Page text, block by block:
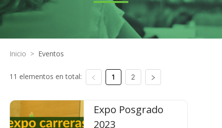
Inicio > Eventos
11 elementos en total: 1 2
Expo Posgrado
2023